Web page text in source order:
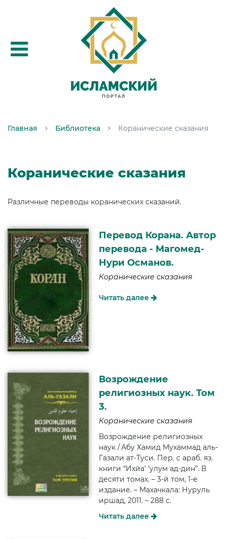
Главная Библиотека Коранические сказания
Коранические сказания
Различные переводы коранических сказаний.
Перевод Корана. Автор
перевода - Магомед-
Нури Османов.
Коранические сказания
Читать далее
Возрождение
религиозных наук. Том
3.
Коранические сказания
Возрождение религиозных
наук / Абу Хамид Мухаммад аль-
Газали ат-Туси. Пер. с араб. яз.
книги “Ихйа’ ‘улум ад-дин”. В
десяти томах. – 3-й том, 1-е
издание. – Махачкала: Нуруль
иршад, 2011. – 288 с.
Читать далее